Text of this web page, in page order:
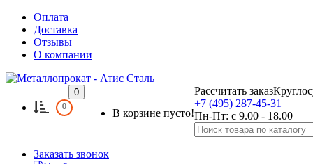
Оплата
Доставка
Отзывы
О компании
0
0
В корзине пусто!
Рассчитать заказ
+7 (495) 287-45-31
Пн-Пт: с 9.00 - 18.00
Заказать звонок